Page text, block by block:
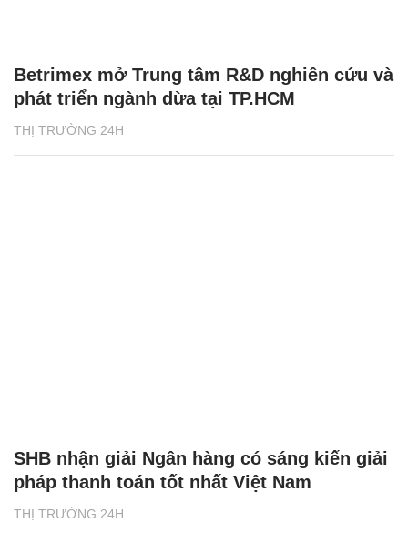
THỊ TRƯỜNG 24H
Betrimex mở Trung tâm R&D nghiên cứu và
phát triển ngành dừa tại TP.HCM
THỊ TRƯỜNG 24H
SHB nhận giải Ngân hàng có sáng kiến giải
pháp thanh toán tốt nhất Việt Nam